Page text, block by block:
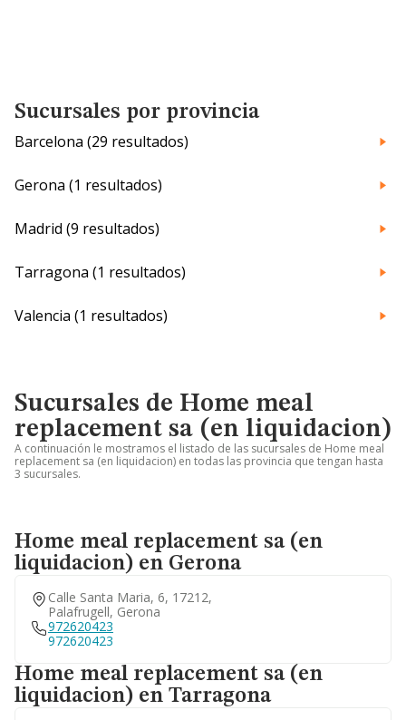
Sucursales por provincia
Barcelona (29 resultados)
Gerona (1 resultados)
Madrid (9 resultados)
Tarragona (1 resultados)
Valencia (1 resultados)
Sucursales de Home meal
replacement sa (en liquidacion)
A continuación le mostramos el listado de las sucursales de Home meal
replacement sa (en liquidacion) en todas las provincia que tengan hasta
3 sucursales.
Home meal replacement sa (en
liquidacion) en Gerona
Calle Santa Maria, 6, 17212,
Palafrugell, Gerona
972620423
972620423
Home meal replacement sa (en
liquidacion) en Tarragona